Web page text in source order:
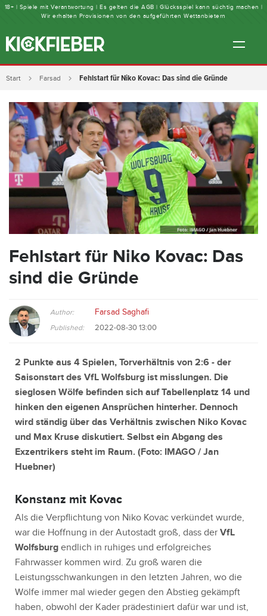
18+ | Spiele mit Verantwortung | Es gelten die AGB | Glücksspiel kann süchtig machen |
Wir erhalten Provisionen von den aufgeführten Wettanbietern
Start Farsad Fehlstart für Niko Kovac: Das sind die Gründe
Fehlstart für Niko Kovac: Das
sind die Gründe
Author: Farsad Saghafi
Published: 2022-08-30 13:00
2 Punkte aus 4 Spielen, Torverhältnis von 2:6 - der
Saisonstart des VfL Wolfsburg ist misslungen. Die
sieglosen Wölfe befinden sich auf Tabellenplatz 14 und
hinken den eigenen Ansprüchen hinterher. Dennoch
wird ständig über das Verhältnis zwischen Niko Kovac
und Max Kruse diskutiert. Selbst ein Abgang des
Exzentrikers steht im Raum. (Foto: IMAGO / Jan
Huebner)
Konstanz mit Kovac
Als die Verpflichtung von Niko Kovac verkündet wurde,
war die Hoffnung in der Autostadt groß, dass der VfL
Wolfsburg endlich in ruhiges und erfolgreiches
Fahrwasser kommen wird. Zu groß waren die
Leistungsschwankungen in den letzten Jahren, wo die
Wölfe immer mal wieder gegen den Abstieg gekämpft
haben, obwohl der Kader prädestiniert dafür war und ist,